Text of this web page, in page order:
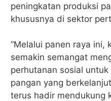
peningkatan produksi
khususnya di sektor
“Melalui panen raya ini,
semakin semangat
perhutanan sosial
pangan yang
terus hadir mendukung